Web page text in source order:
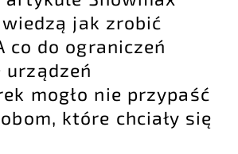
jak zrobić
co do ograniczeń
urządzeń
mogło nie przypaść
które chciały się